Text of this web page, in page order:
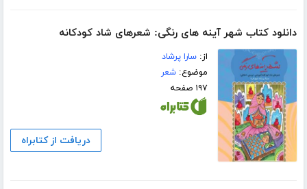
دانلود کتاب شهر آینه های رنگی: شعرهای شاد کودکانه
از:سارا پرشاد
موضوع:شعر
۱۹۷ صفحه
دریافت از کتابراه